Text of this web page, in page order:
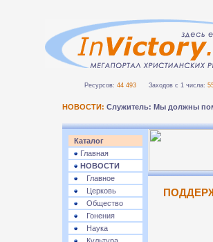
Ресурсов: 44 493 Заходов с 1 числа:
НОВОСТИ: Служитель: Мы должны
Каталог
Главная
НОВОСТИ
Главное
Церковь
Общество
Гонения
Наука